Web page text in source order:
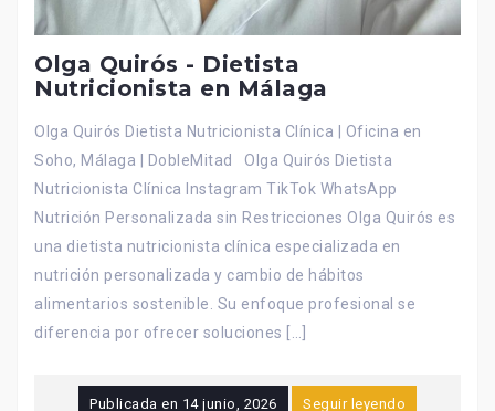
Olga Quirós - Dietista
Nutricionista en Málaga
Olga Quirós Dietista Nutricionista Clínica | Oficina en
Soho, Málaga | DobleMitad Olga Quirós Dietista
Nutricionista Clínica Instagram TikTok WhatsApp
Nutrición Personalizada sin Restricciones Olga Quirós es
una dietista nutricionista clínica especializada en
nutrición personalizada y cambio de hábitos
alimentarios sostenible. Su enfoque profesional se
diferencia por ofrecer soluciones […]
Publicada en 14 junio, 2026 Seguir leyendo